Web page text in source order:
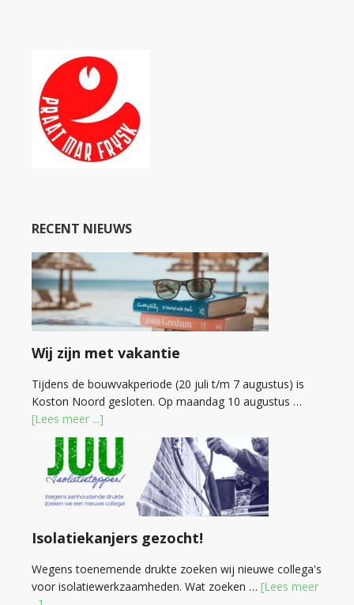
RECENT NIEUWS
Wij zijn met vakantie
Tijdens de bouwvakperiode (20 juli t/m 7 augustus) is
Koston Noord gesloten. Op maandag 10 augustus …
[Lees meer ...]
Isolatiekanjers gezocht!
Wegens toenemende drukte zoeken wij nieuwe collega's
voor isolatiewerkzaamheden. Wat zoeken … [Lees meer